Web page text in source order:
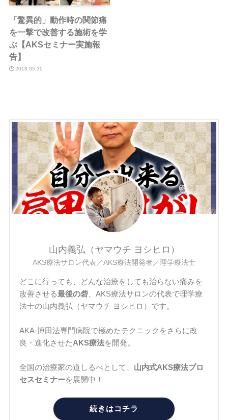
「驚異的」動作時の関節痛
を一撃で改善する施術を学
ぶ【AKSセミナー実施報
告】
2018.05.30
山内義弘（ヤマウチ ヨシヒロ）
AKS療法サロン代表／AKS療法開発者／理学療法士
どこに行っても、どんな治療をしても治らない痛みを
改善させる最後の砦 、AKS療法サロンの代表で理学療
法士の山内義弘（ヤマウチ ヨシヒロ）です。
AKA-博田法専門病院で極めたテクニックをさらに改
良・進化させたAKS療法を開発。
全国の治療家の道しるべとして、 山内式AKS療法プロ
セスセミナーを展開中！
続きはコチラ